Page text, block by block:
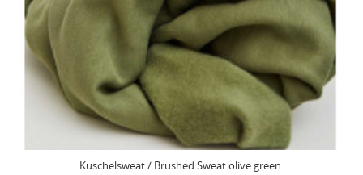
Kuschelsweat / Brushed Sweat olive green